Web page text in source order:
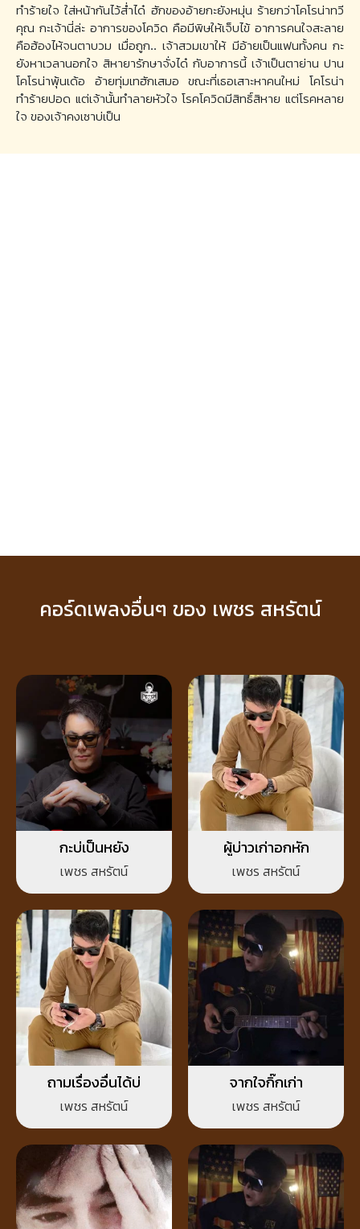
ทำร้ายใจ ใส่หน้ากันไว้ส่ำได๋ ฮักของอ้ายกะยังหมุ่น ร้ายกว่าโคโรน่าทวี
คุณ กะเจ้านี่ล่ะ อาการของโควิด คือมีพิษให้เจ็บไข้ อาการคนใจสะลาย
คือฮ้องไห้จนตาบวม เมื่อถูก.. เจ้าสวมเขาให้ มีอ้ายเป็นแฟนทั้งคน กะ
ยังหาเวลานอกใจ สิหายารักษาจั่งได๋ กับอาการนี้ เจ้าเป็นตาย่าน ปาน
โคโรน่าพุ้นเด้อ อ้ายทุ่มเทฮักเสมอ ขณะที่เธอเสาะหาคนใหม่ โคโรน่า
ทำร้ายปอด แต่เจ้านั้นทำลายหัวใจ โรคโควิดมีสิทธิ์สิหาย แต่โรคหลาย
ใจ ของเจ้าคงเซาบ่เป็น
คอร์ดเพลงอื่นๆ ของ เพชร สหรัตน์
กะบ่เป็นหยัง
เพชร สหรัตน์
ผู้บ่าวเก่าอกหัก
เพชร สหรัตน์
ถามเรื่องอื่นได้บ่
เพชร สหรัตน์
จากใจกิ๊กเก่า
เพชร สหรัตน์